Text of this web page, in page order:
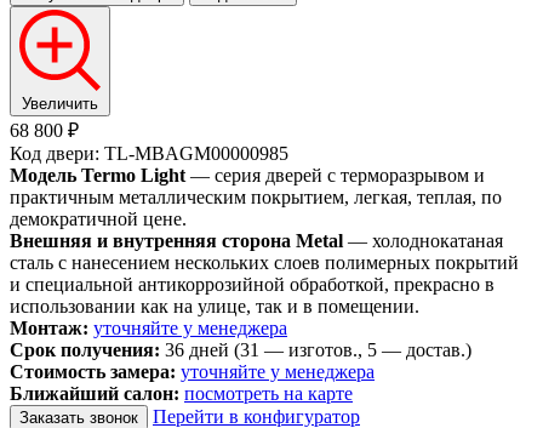
Увеличить
68 800 ₽
Код двери: TL-MBAGM00000985
Модель Termo Light — серия дверей с терморазрывом и
практичным металлическим покрытием, легкая, теплая, по
демократичной цене.
Внешняя и внутренняя сторона Metal — холоднокатаная
сталь с нанесением нескольких слоев полимерных покрытий
и специальной антикоррозийной обработкой, прекрасно в
использовании как на улице, так и в помещении.
Монтаж: уточняйте у менеджера
Срок получения: 36 дней (31 — изготов., 5 — достав.)
Стоимость замера: уточняйте у менеджера
Ближайший салон: посмотреть на карте
Заказать звонок
Перейти в конфигуратор